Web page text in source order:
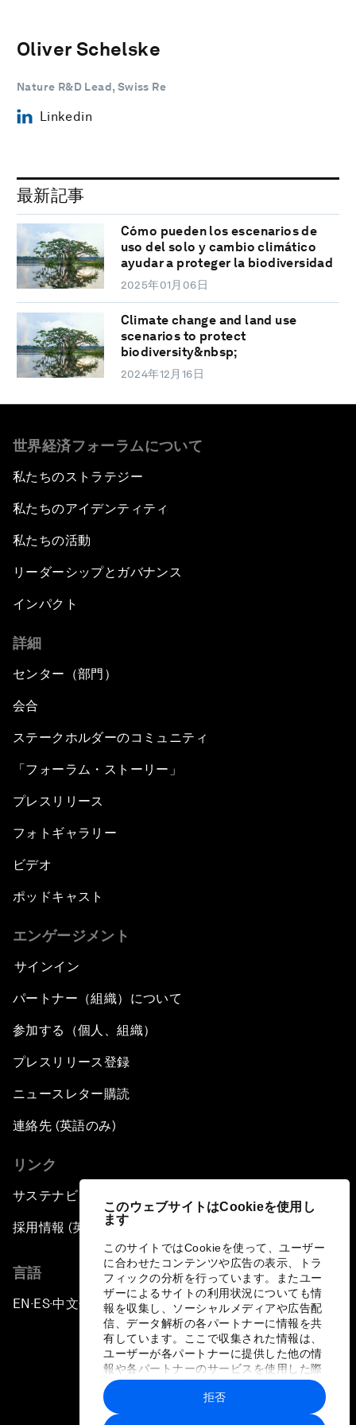
このウェブサイトはCookieを使用し
ます
このサイトではCookieを使って、ユーザー
に合わせたコンテンツや広告の表示、トラ
フィックの分析を行っています。またユー
ザーによるサイトの利用状況についても情
報を収集し、ソーシャルメディアや広告配
信、データ解析の各パートナーに情報を共
有しています。ここで収集された情報は、
ユーザーが各パートナーに提供した他の情
報や各パートナーのサービスを使用した際
に収集された情報と組み合わされ、各パー
トナーによって使用されることがありま
す。
拒否
Oliver Schelske
Nature R&D Lead, Swiss Re
Linkedin
最新記事
Cómo pueden los escenarios de
uso del solo y cambio climático
ayudar a proteger la biodiversidad
2025年01月06日
Climate change and land use
scenarios to protect
biodiversity&nbsp;
2024年12月16日
世界経済フォーラムについて
私たちのストラテジー
私たちのアイデンティティ
私たちの活動
リーダーシップとガバナンス
インパクト
詳細
センター（部門）
会合
ステークホルダーのコミュニティ
「フォーラム・ストーリー」
プレスリリース
フォトギャラリー
ビデオ
ポッドキャスト
エンゲージメント
サインイン
パートナー（組織）について
参加する（個人、組織）
プレスリリース登録
ニュースレター購読
連絡先 (英語のみ)
リンク
サステナビリティへの取り組み
採用情報 (英語のみ)
言語
EN ▪ ES▪中文▪ 日本語
プライバシーポリシーと利用規約